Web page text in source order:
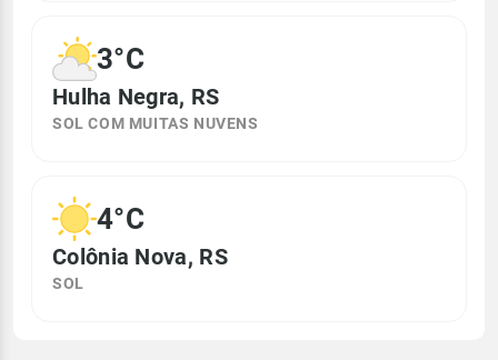
3°C
Hulha Negra, RS
SOL COM MUITAS NUVENS
4°C
Colônia Nova, RS
SOL